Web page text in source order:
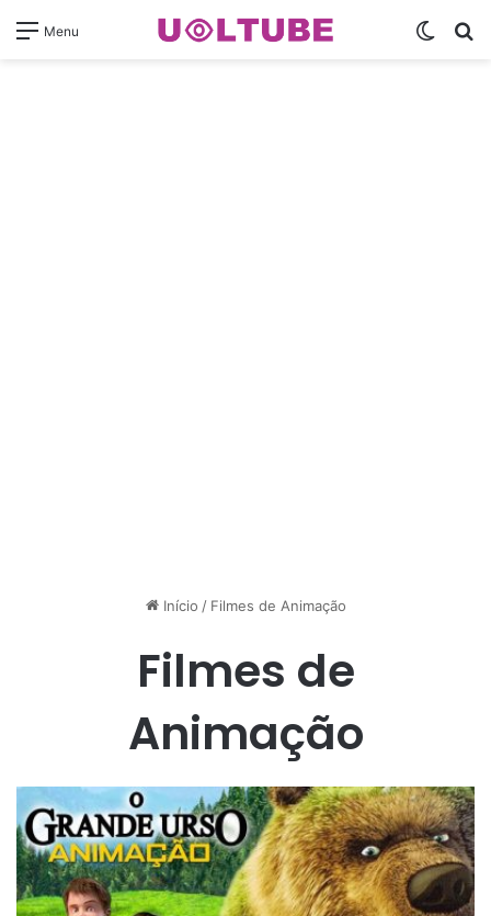
Menu
Início / Filmes de Animação
Filmes de
Animação